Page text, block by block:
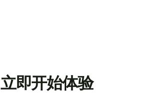
立即开始体验